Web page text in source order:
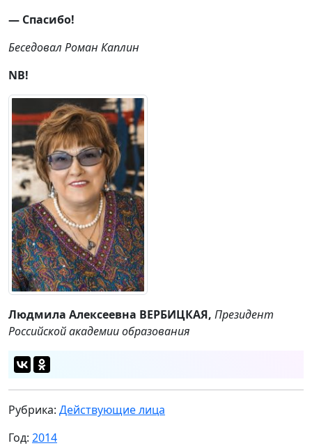
— Спасибо!
Беседовал Роман Каплин
NB!
Людмила Алексеевна ВЕРБИЦКАЯ, Президент
Российской академии образования
Рубрика: Действующие лица
Год: 2014